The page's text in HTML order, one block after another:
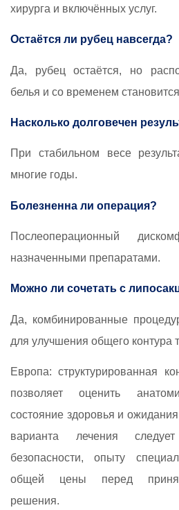
хирурга и включённых услуг.
Остаётся ли рубец навсегда?
Да, рубец остаётся, но
белья и со временем
Насколько долговечен
При стабильном весе
многие годы.
Болезненна ли операция?
Послеоперационный
назначенными препаратами.
Можно ли сочетать с
Да, комбинированные
для улучшения общего контура
Европа: структурированная
позволяет оценить
состояние здоровья и
варианта лечения
безопасности, опыту
общей цены перед
решения.